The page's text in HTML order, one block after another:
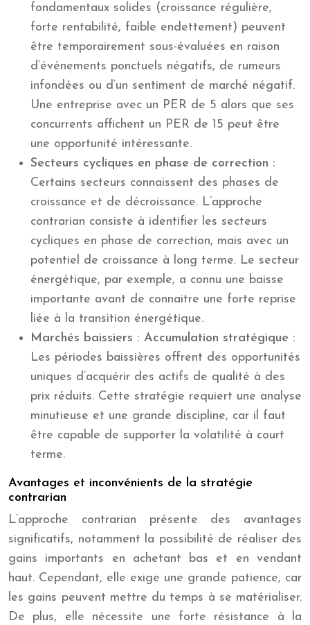
fondamentaux solides (croissance régulière,
forte rentabilité, faible endettement) peuvent
être temporairement sous-évaluées en raison
d’événements ponctuels négatifs, de rumeurs
infondées ou d’un sentiment de marché négatif.
Une entreprise avec un PER de 5 alors que ses
concurrents affichent un PER de 15 peut être
une opportunité intéressante.
Secteurs cycliques en phase de correction :
Certains secteurs connaissent des phases de
croissance et de décroissance. L’approche
contrarian consiste à identifier les secteurs
cycliques en phase de correction, mais avec un
potentiel de croissance à long terme. Le secteur
énergétique, par exemple, a connu une baisse
importante avant de connaitre une forte reprise
liée à la transition énergétique.
Marchés baissiers : Accumulation stratégique :
Les périodes baissières offrent des opportunités
uniques d’acquérir des actifs de qualité à des
prix réduits. Cette stratégie requiert une analyse
minutieuse et une grande discipline, car il faut
être capable de supporter la volatilité à court
terme.
Avantages et inconvénients de la stratégie
contrarian
L’approche contrarian présente des avantages
significatifs, notamment la possibilité de réaliser des
gains importants en achetant bas et en vendant
haut. Cependant, elle exige une grande patience, car
les gains peuvent mettre du temps à se matérialiser.
De plus, elle nécessite une forte résistance à la